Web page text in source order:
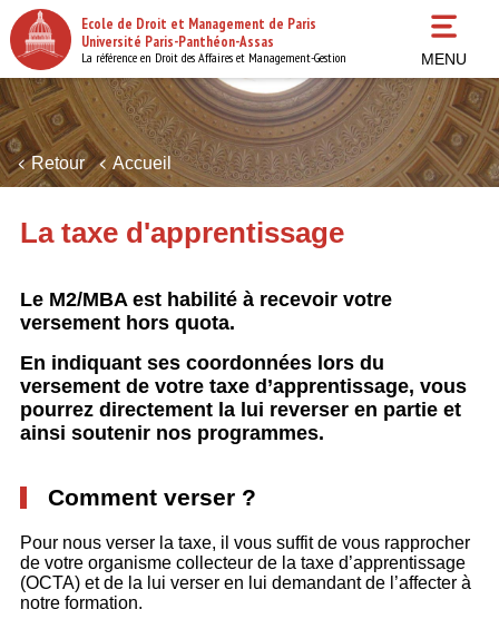
Aller
au
contenu
principal
Ecole de Droit et Management de Paris
Université Paris-Panthéon-Assas
La référence en Droit des Affaires et Management-Gestion MENU
Retour Accueil
La taxe d'apprentissage
Le M2/MBA est habilité à recevoir votre
versement hors quota.
En indiquant ses coordonnées lors du
versement de votre taxe d’apprentissage, vous
pourrez directement la lui reverser en partie et
ainsi soutenir nos programmes.
Comment verser ?
Pour nous verser la taxe, il vous suffit de vous rapprocher
de votre organisme collecteur de la taxe d’apprentissage
(OCTA) et de la lui verser en lui demandant de l’affecter à
notre formation.